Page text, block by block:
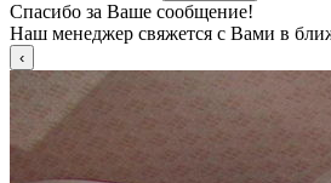
Спасибо за Ваше сообщение!
Наш менеджер свяжется с Вами в